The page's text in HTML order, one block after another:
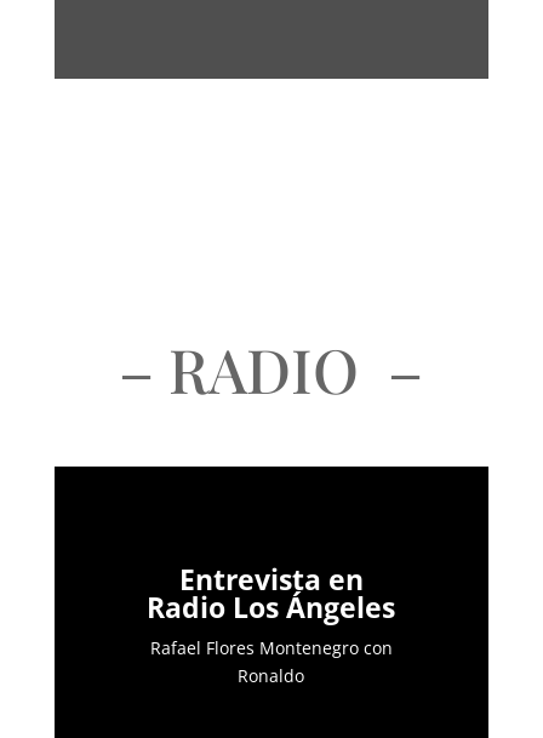
– RADIO –
Entrevista en
Radio Los Ángeles
Rafael Flores Montenegro con
Ronaldo